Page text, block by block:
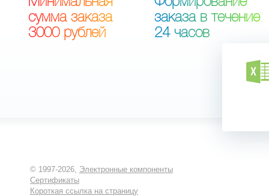
сумма заказа
3000 рублей
заказа в течение
24 часов
© 1997-2026, Электронные компоненты
Сертификаты
Короткая ссылка на страницу